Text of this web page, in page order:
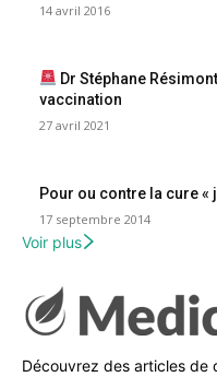
14 avril 2016
Dr Stéphane
vaccination
27 avril 2021
Pour ou contre la cure «
17 septembre 2014
Voir plus
Découvrez des articles de